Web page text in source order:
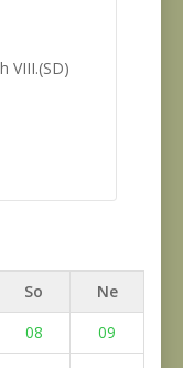
VIII.(SD)
So
Ne
08
09